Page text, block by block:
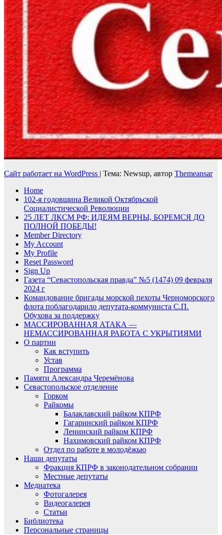
Сайт работает на WordPress | Тема: Newsup, автор Themeansar
Home
102-я годовщина Великой Октябрьской
Социалистической Революции
25 ЛЕТ ЛКСМ РФ: ИДЕЯМ ВЕРНЫ, БОРЕМСЯ ДО
ПОЛНОЙ ПОБЕДЫ!
Member Directory
My Account
My Profile
Reset Password
Sign Up
Газета “Севастопольская правда” №5 (1474) 09 февраля
2024 г
Командование бригады морской пехоты Черноморского
флота поблагодарило депутата-коммуниста С.П.
Обухова за поддержку
МАССИРОВАННАЯ АТАКА —
НЕМАССИРОВАННАЯ РАБОТА С УКРЫТИЯМИ
О партии
Как вступить
Устав
Программа
Памяти Александра Черемёнова
Севастопольское отделение
Горком
Райкомы
Балаклавский райком КПРФ
Гагаринский райком КПРФ
Ленинский райком КПРФ
Нахимовский райком КПРФ
Отдел по работе в молодёжью
Наши депутаты
Фракция КПРФ в законодательном собрании
Местные депутаты
Медиатека
Фотогалерея
Видеогалерея
Статьи
Библиотека
Персональные страницы